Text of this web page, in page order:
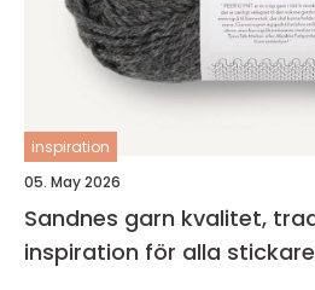
inspiration
05. May 2026
Sandnes garn kvalitet, tradition och
inspiration för alla stickare